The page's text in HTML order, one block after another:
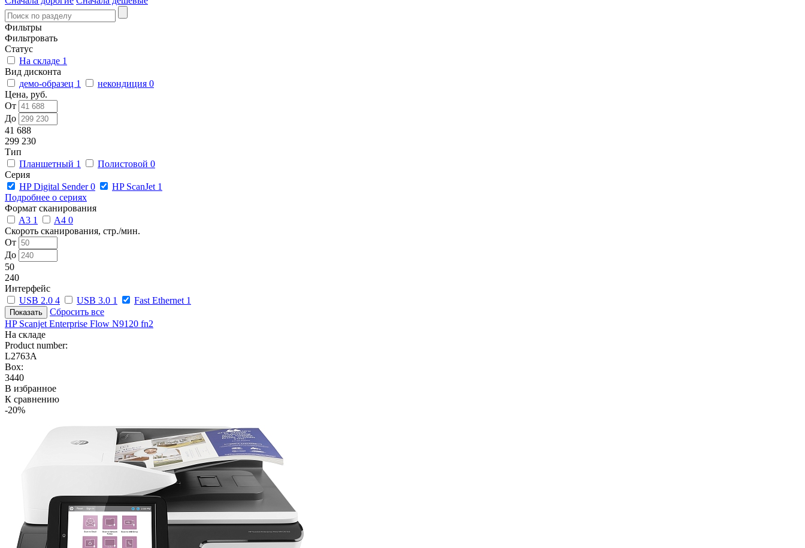
Фильтры
Фильтровать
Статус
На складе 1
Вид дисконта
демо-образец 1 некондиция 0
Цена, руб.
От
До
41 688
299 230
Тип
Планшетный 1 Полистовой 0
Серия
HP Digital Sender0 HP ScanJet 1
Подробнее о сериях
Формат сканирования
A3 1 A4 0
Скороть сканирования, стр./мин.
От
До
50
240
Интерфейс
USB 2.0 4 USB 3.0 1 Fast Ethernet 1
Сбросить все
HP Scanjet Enterprise Flow N9120 fn2
На складе
Product number:
L2763A
Box:
3440
В избранное
К сравнению
-20%